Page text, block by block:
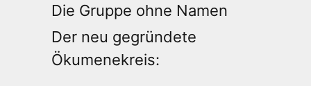
Die Gruppe ohne Namen
Der neu gegründete
Ökumenekreis: